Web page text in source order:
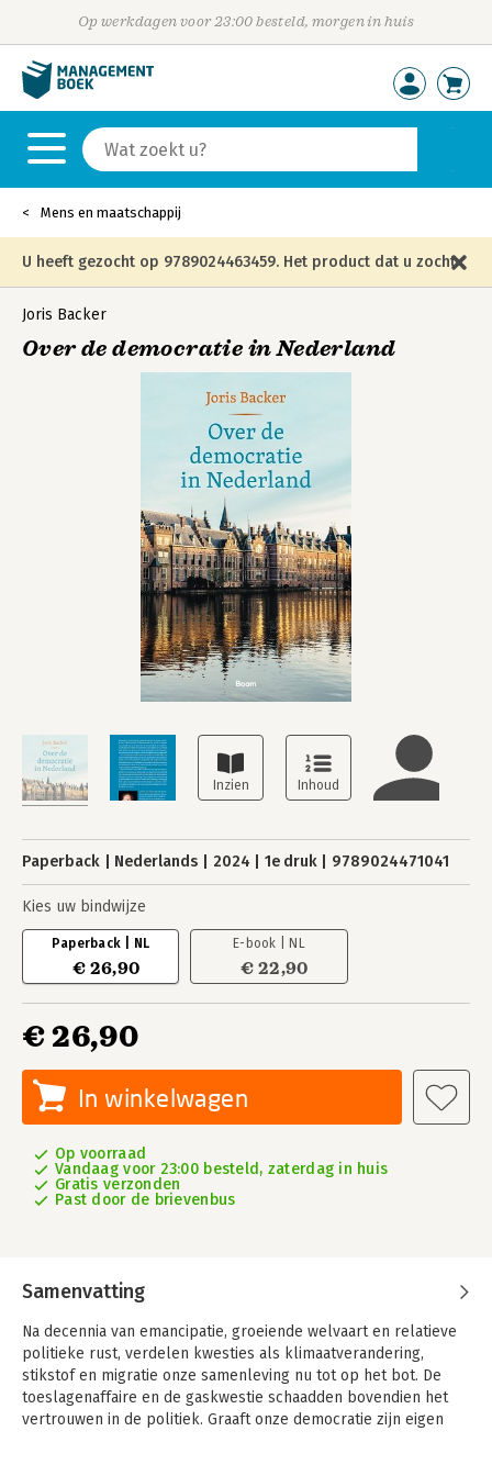
Op werkdagen voor 23:00 besteld, morgen in huis
Mens en maatschappij
U heeft gezocht op 9789024463459. Het product dat u zocht
is niet meer in die editie leverbaar en is vervangen door de
onderstaande editie.
Joris Backer
Over de democratie in Nederland
Paperback Nederlands 2024 1e druk 9789024471041
Kies uw bindwijze
Paperback | NL
€ 26,90
E-book | NL
€ 22,90
€ 26,90
In winkelwagen
Op voorraad
Vandaag voor 23:00 besteld, zaterdag in huis
Gratis verzonden
Past door de brievenbus
Samenvatting
Na decennia van emancipatie, groeiende welvaart en relatieve
politieke rust, verdelen kwesties als klimaatverandering,
stikstof en migratie onze samenleving nu tot op het bot. De
toeslagenaffaire en de gaskwestie schaadden bovendien het
vertrouwen in de politiek. Graaft onze democratie zijn eigen